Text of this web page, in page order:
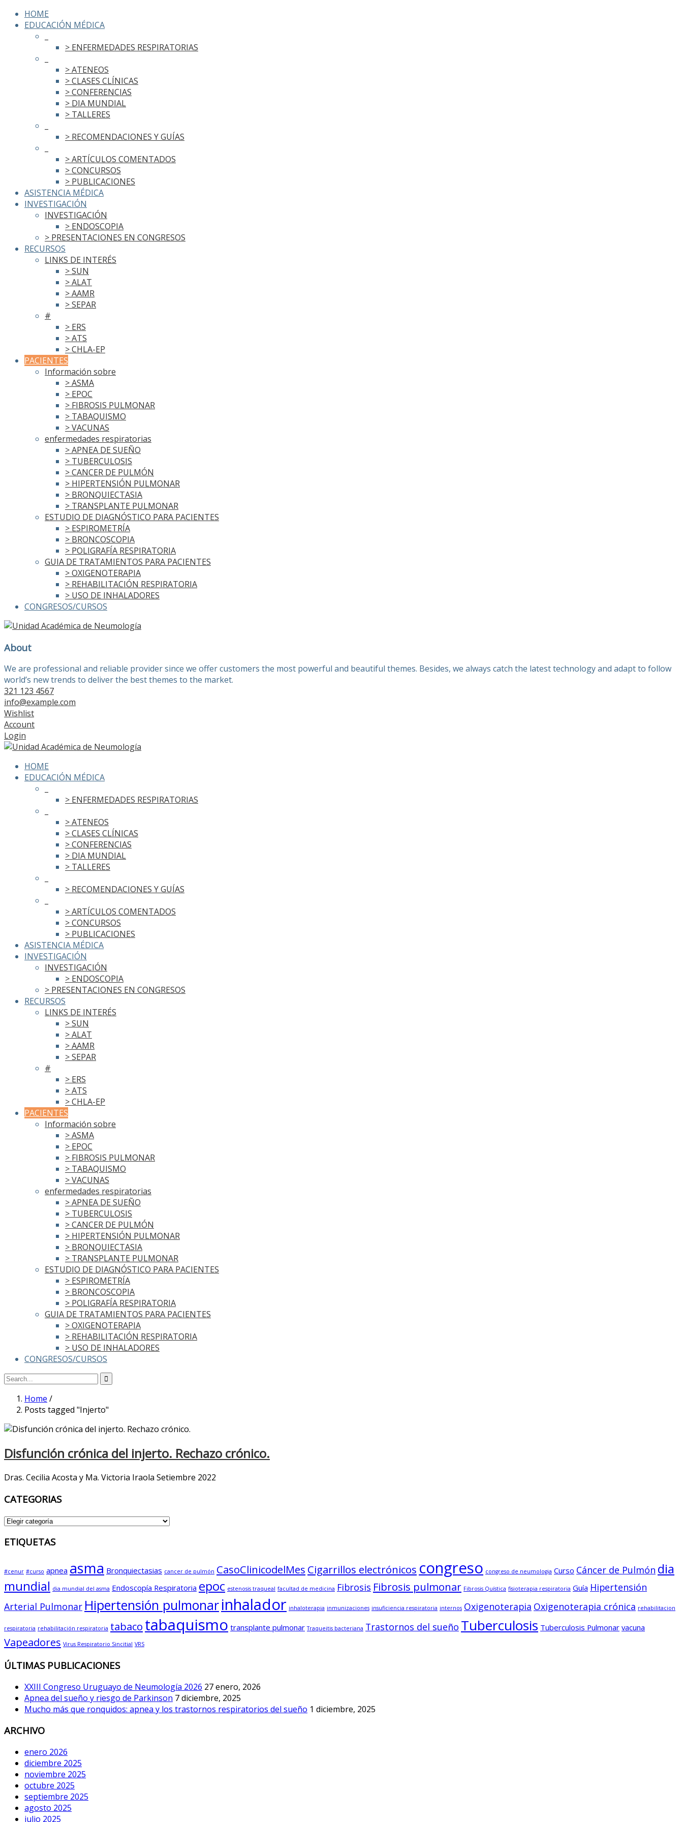
HOME
EDUCACIÓN MÉDICA
> ENFERMEDADES RESPIRATORIAS
> ATENEOS
> CLASES CLÍNICAS
> CONFERENCIAS
> DIA MUNDIAL
> TALLERES
> RECOMENDACIONES Y GUÍAS
> ARTÍCULOS COMENTADOS
> CONCURSOS
> PUBLICACIONES
ASISTENCIA MÉDICA
INVESTIGACIÓN
INVESTIGACIÓN
> ENDOSCOPIA
> PRESENTACIONES EN CONGRESOS
RECURSOS
LINKS DE INTERÉS
> SUN
> ALAT
> AAMR
> SEPAR
#
> ERS
> ATS
> CHLA-EP
PACIENTES
Información sobre
> ASMA
> EPOC
> FIBROSIS PULMONAR
> TABAQUISMO
> VACUNAS
enfermedades respiratorias
> APNEA DE SUEÑO
> TUBERCULOSIS
> CANCER DE PULMÓN
> HIPERTENSIÓN PULMONAR
> BRONQUIECTASIA
> TRANSPLANTE PULMONAR
ESTUDIO DE DIAGNÓSTICO PARA PACIENTES
> ESPIROMETRÍA
> BRONCOSCOPIA
> POLIGRAFÍA RESPIRATORIA
GUIA DE TRATAMIENTOS PARA PACIENTES
> OXIGENOTERAPIA
> REHABILITACIÓN RESPIRATORIA
> USO DE INHALADORES
CONGRESOS/CURSOS
About
We are professional and reliable provider since we offer customers the most powerful and beautiful themes. Besides, we always catch the latest technology and adapt to follow
world’s new trends to deliver the best themes to the market.
321 123 4567
info@example.com
Wishlist
Account
Login
HOME
EDUCACIÓN MÉDICA
> ENFERMEDADES RESPIRATORIAS
> ATENEOS
> CLASES CLÍNICAS
> CONFERENCIAS
> DIA MUNDIAL
> TALLERES
> RECOMENDACIONES Y GUÍAS
> ARTÍCULOS COMENTADOS
> CONCURSOS
> PUBLICACIONES
ASISTENCIA MÉDICA
INVESTIGACIÓN
INVESTIGACIÓN
> ENDOSCOPIA
> PRESENTACIONES EN CONGRESOS
RECURSOS
LINKS DE INTERÉS
> SUN
> ALAT
> AAMR
> SEPAR
#
> ERS
> ATS
> CHLA-EP
PACIENTES
Información sobre
> ASMA
> EPOC
> FIBROSIS PULMONAR
> TABAQUISMO
> VACUNAS
enfermedades respiratorias
> APNEA DE SUEÑO
> TUBERCULOSIS
> CANCER DE PULMÓN
> HIPERTENSIÓN PULMONAR
> BRONQUIECTASIA
> TRANSPLANTE PULMONAR
ESTUDIO DE DIAGNÓSTICO PARA PACIENTES
> ESPIROMETRÍA
> BRONCOSCOPIA
> POLIGRAFÍA RESPIRATORIA
GUIA DE TRATAMIENTOS PARA PACIENTES
> OXIGENOTERAPIA
> REHABILITACIÓN RESPIRATORIA
> USO DE INHALADORES
CONGRESOS/CURSOS
Home /
Posts tagged "Injerto"
Disfunción crónica del injerto. Rechazo crónico.
Dras. Cecilia Acosta y Ma. Victoria Iraola Setiembre 2022
CATEGORIAS
CATEGORIAS
ETIQUETAS
#cenur #curso apnea asma Bronquiectasias cancer de pulmón CasoClinicodelMes Cigarrillos electrónicos congreso congreso de neumologia Curso Cáncer de Pulmón dia
mundial dia mundial del asma Endoscopía Respiratoria epoc estenosis traqueal facultad de medicina Fibrosis Fibrosis pulmonar Fibrosis Quística fisioterapia respiratoria Guía Hipertensión
Arterial Pulmonar Hipertensión pulmonarinhalador inhaloterapia inmunizaciones insuficiencia respiratoria internos Oxigenoterapia Oxigenoterapia crónica rehabilitacion
respiratoria rehabilitación respiratoria tabaco tabaquismo transplante pulmonar Traqueitis bacteriana Trastornos del sueño Tuberculosis Tuberculosis Pulmonar vacuna
Vapeadores Virus Respiratorio Sincitial VRS
ÚLTIMAS PUBLICACIONES
XXIII Congreso Uruguayo de Neumología 2026 27 enero, 2026
Apnea del sueño y riesgo de Parkinson 7 diciembre, 2025
Mucho más que ronquidos: apnea y los trastornos respiratorios del sueño 1 diciembre, 2025
ARCHIVO
enero 2026
diciembre 2025
noviembre 2025
octubre 2025
septiembre 2025
agosto 2025
julio 2025